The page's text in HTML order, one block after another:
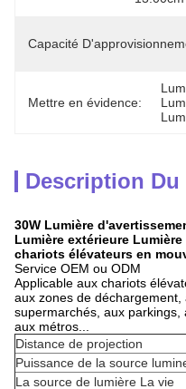
Capacité
Mettre en évidence:
Description
30W Lumière
Lumière extérieure
chariots élévateurs en
Service OEM ou ODM
Applicable aux chariots
aux zones de
supermarchés, aux parkings,
aux métros...
Distance de projection
Puissance de la source
La source de lumière La vie